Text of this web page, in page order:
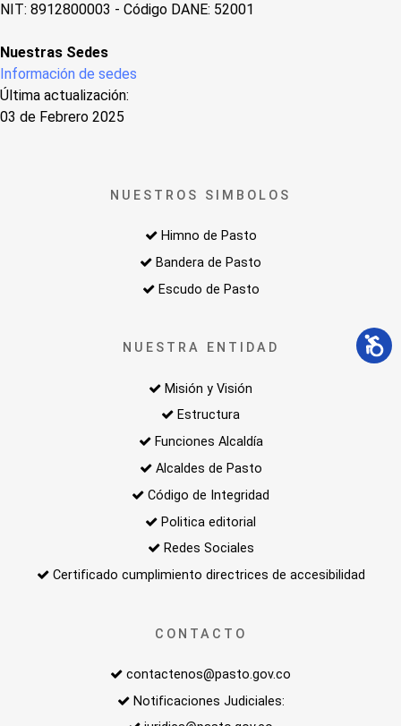
NIT: 8912800003 - Código DANE: 52001
Nuestras Sedes
Información de sedes
Última actualización:
03 de Febrero 2025
NUESTROS SIMBOLOS
Himno de Pasto
Bandera de Pasto
Escudo de Pasto
NUESTRA ENTIDAD
Misión y Visión
Estructura
Funciones Alcaldía
Alcaldes de Pasto
Código de Integridad
Politica editorial
Redes Sociales
Certificado cumplimiento directrices de accesibilidad
CONTACTO
contactenos@pasto.gov.co
Notificaciones Judiciales: